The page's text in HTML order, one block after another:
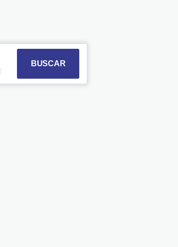
and select a date. Press the
with the calendar and select a date.
BUSCAR